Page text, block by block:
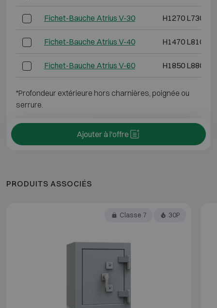
Fichet-Bauche Atrius V-30 H1270 L730
Fichet-Bauche Atrius V-40 H1470 L810
Fichet-Bauche Atrius V-60 H1850 L880
*Profondeur extérieure hors charnières, poignée ou
serrure.
Ajouter à l'offre
PRODUITS ASSOCIÉS
Classe 7 30P